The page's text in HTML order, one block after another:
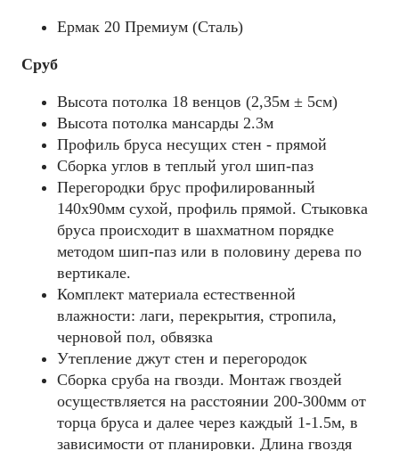
Ермак 20 Премиум (Сталь)
Сруб
Высота потолка 18 венцов (2,35м ± 5см)
Высота потолка мансарды 2.3м
Профиль бруса несущих стен - прямой
Сборка углов в теплый угол шип-паз
Перегородки брус профилированный
140х90мм сухой, профиль прямой. Стыковка
бруса происходит в шахматном порядке
методом шип-паз или в половину дерева по
вертикале.
Комплект материала естественной
влажности: лаги, перекрытия, стропила,
черновой пол, обвязка
Утепление джут стен и перегородок
Сборка сруба на гвозди. Монтаж гвоздей
осуществляется на расстоянии 200-300мм от
торца бруса и далее через каждый 1-1.5м, в
зависимости от планировки. Длина гвоздя